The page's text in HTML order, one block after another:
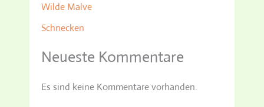
Wilde Malve
Schnecken
Neueste Kommentare
Es sind keine Kommentare vorhanden.